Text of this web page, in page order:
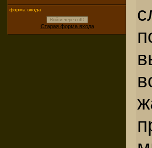
форма входа
Войти через uID
Старая форма входа